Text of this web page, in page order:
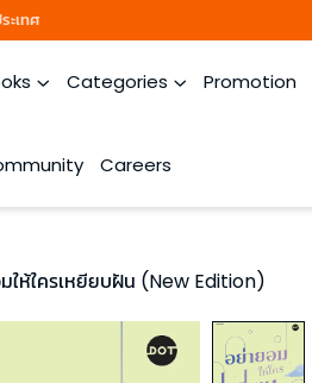
ะเทศ
Categories Promotion
Careers
ให้ใครเหยียบฝัน (New Edition)